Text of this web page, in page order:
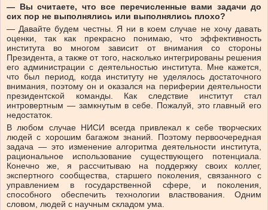
— Вы считаете, что все перечисленные вами задачи до
сих пор не выполнялись или выполнялись плохо?
— Давайте будем честны. Я ни в коем случае не хочу давать
оценки, так как прекрасно понимаю, что эффективность
института во многом зависит от внимания со стороны
Президента, а также от того, насколько интегрированы решения
его администрации с деятельностью института. Мне кажется,
что был период, когда институту не уделялось достаточного
внимания, поэтому он и оказался на периферии деятельности
президентской команды. Как следствие институт стал
интровертным — замкнутым в себе. Пожалуй, это главный его
недостаток.
В любом случае НИСИ всегда привлекал к себе творческих
людей с хорошим багажом знаний. Поэтому первоочередная
задача — это изменение алгоритма деятельности института,
рациональное использование существующего потенциала.
Конечно же, я рассчитываю на поддержку своих коллег,
экспертного сообщества, старшего поколения, связанного с
управлением в государственной сфере, и поколения,
способного обеспечить технологии властвования. Одним
словом, людей с научным складом ума.